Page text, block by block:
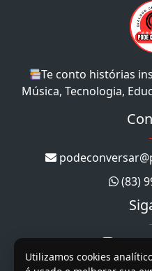
Te conto histórias
Música, Tecnologia,
(83)
Utilizamos cookies